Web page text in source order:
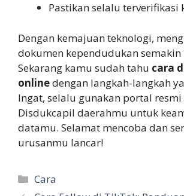
Pastikan selalu terverifikasi
Dengan kemajuan teknologi,
dokumen kependudukan semakin
Sekarang kamu sudah tahu cara
onlinedengan langkah-langkah
Ingat, selalu gunakan portal
Disdukcapil daerahmu untuk
datamu. Selamat mencoba dan
urusanmu lancar!
Categories
Cara